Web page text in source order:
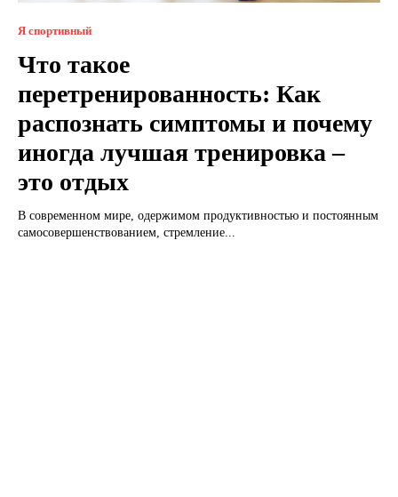
Я спортивный
Что такое
перетренированность: Как
распознать симптомы и почему
иногда лучшая тренировка –
это отдых
В современном мире, одержимом продуктивностью и постоянным
самосовершенствованием, стремление...